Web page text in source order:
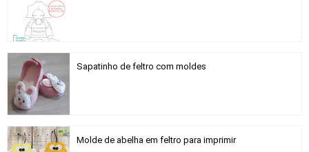
Sapatinho de feltro com moldes
Molde de abelha em feltro para imprimir